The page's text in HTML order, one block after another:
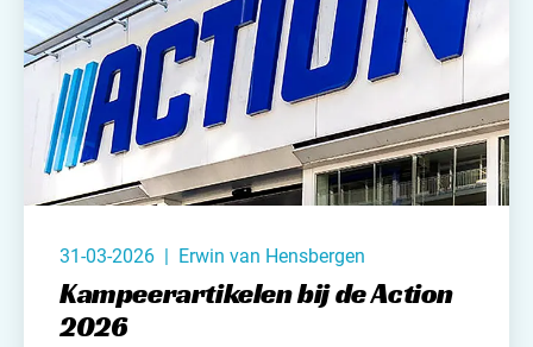
31-03-2026 | Erwin van Hensbergen
Kampeerartikelen bij de Action
2026